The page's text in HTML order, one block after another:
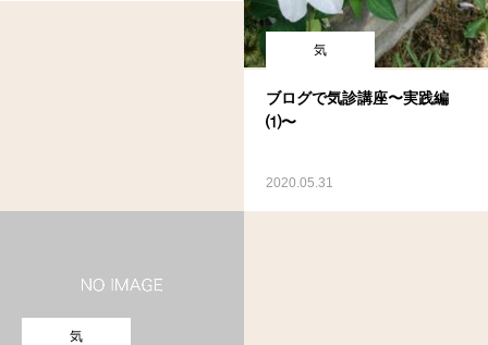
気
ブログで気診講座〜実践編
⑴〜
2020.05.31
気